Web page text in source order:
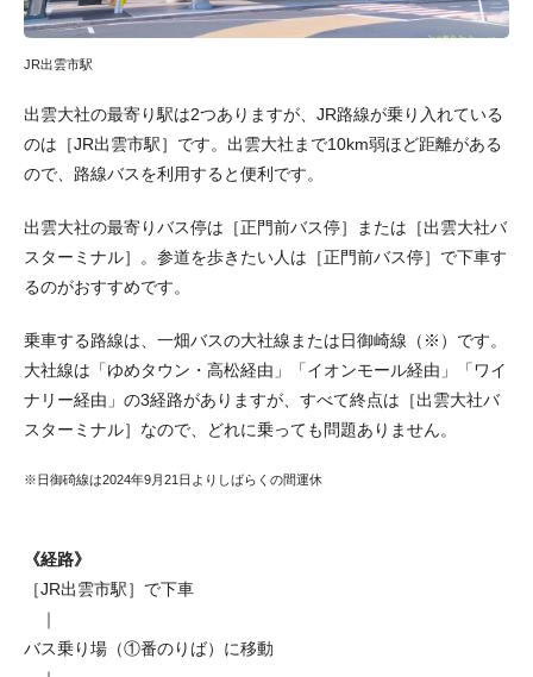
JR出雲市駅
出雲大社の最寄り駅は2つありますが、JR路線が乗り入れている
のは［JR出雲市駅］です。出雲大社まで10km弱ほど距離がある
ので、路線バスを利用すると便利です。
出雲大社の最寄りバス停は［正門前バス停］または［出雲大社バ
スターミナル］。参道を歩きたい人は［正門前バス停］で下車す
るのがおすすめです。
乗車する路線は、一畑バスの大社線または日御崎線（※）です。
大社線は「ゆめタウン・高松経由」「イオンモール経由」「ワイ
ナリー経由」の3経路がありますが、すべて終点は［出雲大社バ
スターミナル］なので、どれに乗っても問題ありません。
※日御碕線は2024年9月21日よりしばらくの間運休
《経路》
［JR出雲市駅］で下車
｜
バス乗り場（①番のりば）に移動